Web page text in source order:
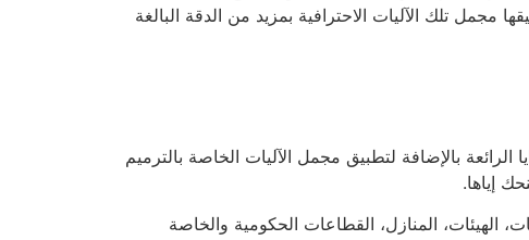
مجمل تلك الآليات الاحترافية بمزيد من الدقة البالغة
بالإضافة لتطبيق مجمل الآليات الخاصة بالترميم
إياها.
الهيئات، المنازل، القطاعات الحكومية والخاصة